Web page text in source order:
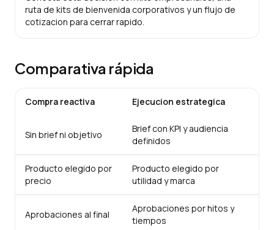
ruta de kits de bienvenida corporativos y un flujo de
cotizacion para cerrar rapido.
Comparativa rápida
Compra reactiva Ejecucion estrategica
Sin brief ni objetivo
Brief con KPI y audiencia
definidos
Producto elegido por
precio
Producto elegido por
utilidad y marca
Aprobaciones al final
Aprobaciones por hitos y
tiempos